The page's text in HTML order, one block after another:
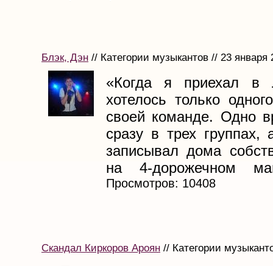
Блэк, Дэн // Категории музыкантов // 23 января
«Когда я приехал в
хотелось только
своей команде. Одно
сразу в трех группах,
записывал дома
на 4-дорожечном
Просмотров: 10408
Скандал Киркоров Ароян // Категории